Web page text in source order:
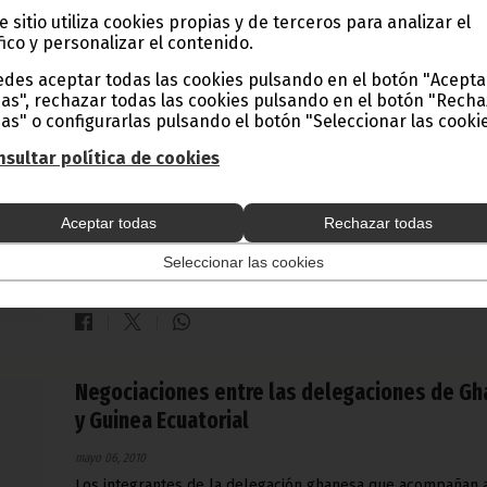
sitio utiliza cookies propias y de terceros para analizar el
y personalizar el contenido.
aceptar todas las cookies pulsando en el botón
rechazar todas las cookies pulsando en el botón
o configurarlas pulsando el botón "Seleccionar las
política de cookies
Aceptar todas Rechazar todas
Seleccionar las cookies
La Asociación de Prensa de Guinea Ecuatorial
otorga los premios a los mejores
del año
La Asociación de Prensa de Guinea Ecuatorial ASOPGE,
su ya tradicional gala de concesión de los Premios a los
Mejores Periodistas del año en los medios de
ecuatoguineanos.
Negociaciones entre las delegaciones de
y Guinea Ecuatorial
mayo 06, 2010